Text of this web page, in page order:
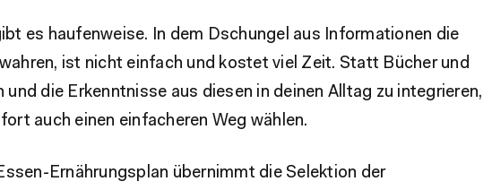
es haufenweise. In dem Dschungel aus Informationen die
ist nicht einfach und kostet viel Zeit. Statt Bücher und
und die Erkenntnisse aus diesen in deinen Alltag zu integrieren,
auch einen einfacheren Weg wählen.
Ernährungsplan übernimmt die Selektion der